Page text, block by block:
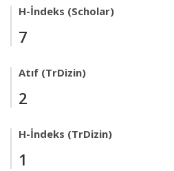
H-İndeks (Scholar)
7
Atıf (TrDizin)
2
H-İndeks (TrDizin)
1